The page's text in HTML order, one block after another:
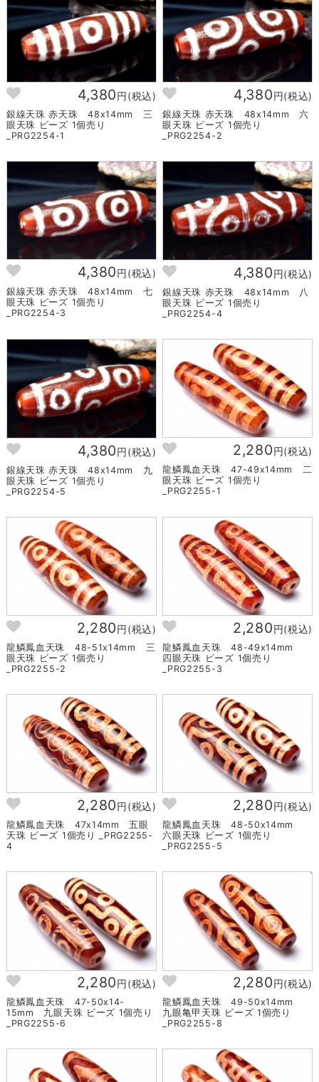
4,380円(税込)
銀線天珠 赤天珠 48x14mm 三
眼天珠 ビーズ 1個売り
_PRG2254-1
4,380円(税込)
銀線天珠 赤天珠 48x14mm 六
眼天珠 ビーズ 1個売り
_PRG2254-2
4,380円(税込)
銀線天珠 赤天珠 48x14mm 七
眼天珠 ビーズ 1個売り
_PRG2254-3
4,380円(税込)
銀線天珠 赤天珠 48x14mm 八
眼天珠 ビーズ 1個売り
_PRG2254-4
4,380円(税込)
銀線天珠 赤天珠 48x14mm 九
眼天珠 ビーズ 1個売り
_PRG2254-5
2,280円(税込)
龍鱗鳳血天珠 47-49x14mm 二
眼天珠 ビーズ 1個売り
_PRG2255-1
2,280円(税込)
龍鱗鳳血天珠 48-51x14mm 三
眼天珠 ビーズ 1個売り
_PRG2255-2
2,280円(税込)
龍鱗鳳血天珠 48-49x14mm
四眼天珠 ビーズ 1個売り
_PRG2255-3
2,280円(税込)
龍鱗鳳血天珠 47x14mm 五眼
天珠 ビーズ 1個売り _PRG2255-
4
2,280円(税込)
龍鱗鳳血天珠 48-50x14mm
六眼天珠 ビーズ 1個売り
_PRG2255-5
2,280円(税込)
龍鱗鳳血天珠 47-50x14-
15mm 九眼天珠 ビーズ 1個売り
_PRG2255-6
2,280円(税込)
龍鱗鳳血天珠 49-50x14mm
九眼亀甲天珠 ビーズ 1個売り
_PRG2255-8